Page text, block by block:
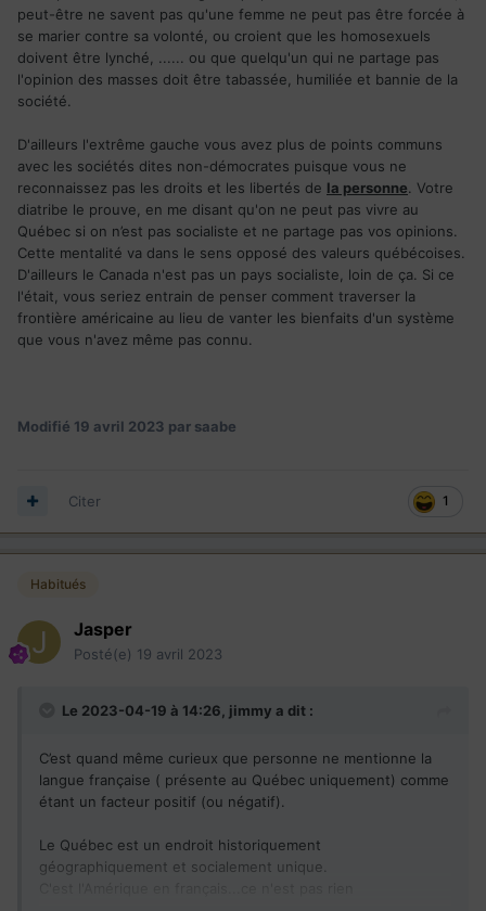
peut-être ne savent pas qu'une femme ne peut pas être forcée à
se marier contre sa volonté, ou croient que les homosexuels
doivent être lynché, ...... ou que quelqu'un qui ne partage pas
l'opinion des masses doit être tabassée, humiliée et bannie de la
société.
D'ailleurs l'extrême gauche vous avez plus de points communs
avec les sociétés dites non-démocrates puisque vous ne
reconnaissez pas les droits et les libertés de la personne. Votre
diatribe le prouve, en me disant qu'on ne peut pas vivre au
Québec si on n’est pas socialiste et ne partage pas vos opinions.
Cette mentalité va dans le sens opposé des valeurs québécoises.
D'ailleurs le Canada n'est pas un pays socialiste, loin de ça. Si ce
l'était, vous seriez entrain de penser comment traverser la
frontière américaine au lieu de vanter les bienfaits d'un système
que vous n'avez même pas connu.
Modifié 19 avril 2023 par saabe
1
Citer
Habitués
Jasper
Posté(e) 19 avril 2023
Le 2023-04-19 à 14:26, jimmy a dit :
C’est quand même curieux que personne ne mentionne la
langue française ( présente au Québec uniquement) comme
étant un facteur positif (ou négatif).
Le Québec est un endroit historiquement
géographiquement et socialement unique.